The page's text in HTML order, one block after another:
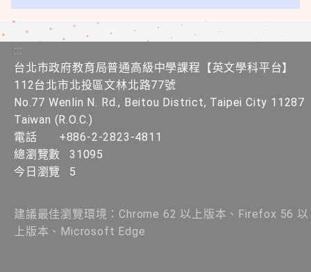
:::
台北市政府教育局普通高級中學課程【英文學科平台】
112台北市北投區文林北路77號
No.77 Wenlin N. Rd., Beitou District, Taipei City 11287
Taiwan (R.O.C.)
電話
+886-2-2823-4811
總瀏覽數
31095
今日瀏覽
5
建議最佳瀏覽環境：Chrome 62 以上版本、Firefox 56 以
上版本、Microsoft Edge